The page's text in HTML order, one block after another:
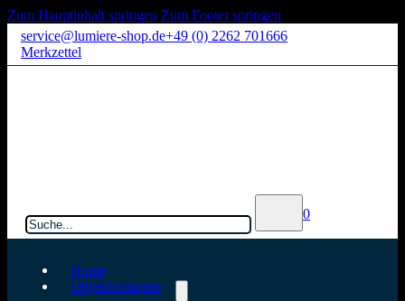
Zum Hauptinhalt springen Zum Footer springen
service@lumiere-shop.de+49 (0) 2262 701666
Merkzettel
0
Home
Objektivadapter